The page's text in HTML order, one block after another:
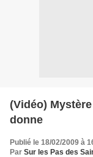
(Vidéo)
donne
Publié le 18/02/2009 à
Par Sur les Pas des